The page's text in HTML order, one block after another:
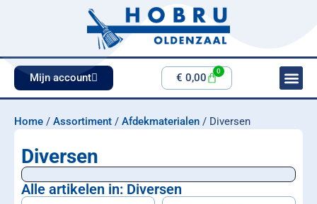
Mijn account € 0,00
0
Home / Assortiment / Afdekmaterialen / Diversen
Diversen
Alle artikelen in: Diversen